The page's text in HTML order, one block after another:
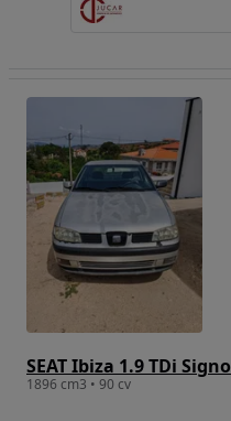
SEAT Ibiza 1.9 TDi Signo
1896 cm3 • 90 cv